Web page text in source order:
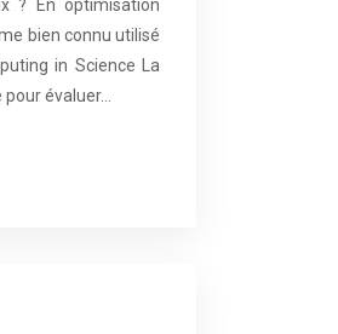
? En optimisation
bien connu utilisé
in Science La
évaluer…